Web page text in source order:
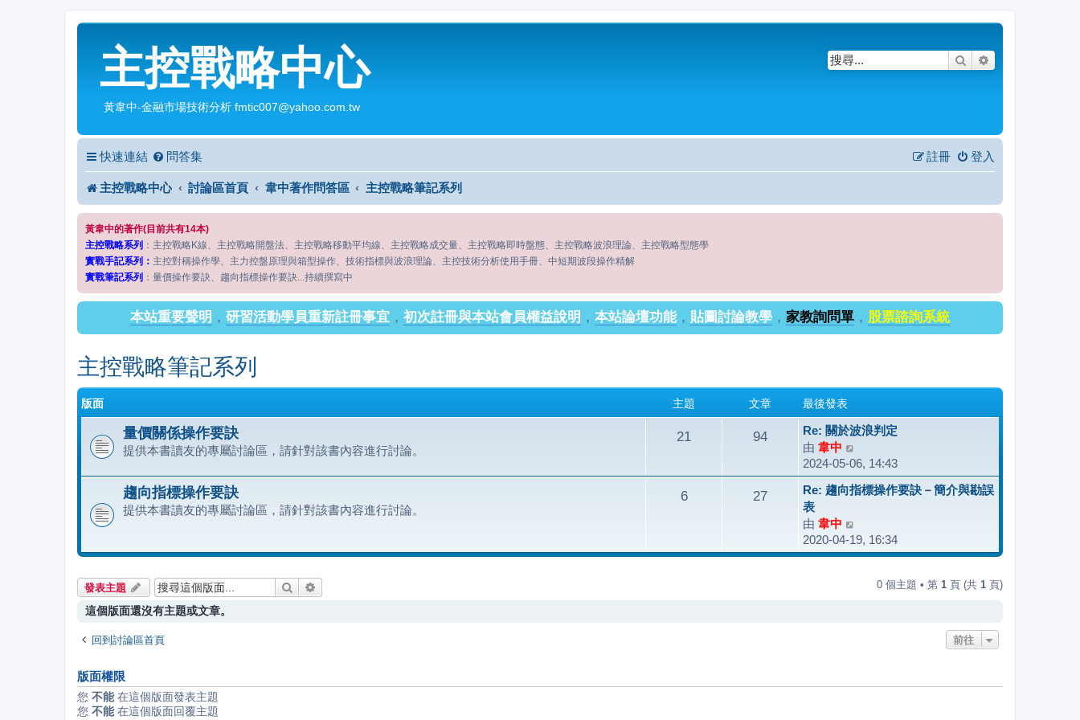
主控戰略中心
黃韋中-金融市場技術分析 fmtic007@yahoo.com.tw
搜尋
快速連結 問答集 登入
註冊
主控戰略中心 討論區首頁 韋中著作問答區 主控戰略筆記系列
黃韋中的著作(目前共有14本)
主控戰略系列 ：主控戰略K線、主控戰略開盤法、主控戰略移動平均線、主控戰略成交量、主控戰略即時盤態、主控戰略波浪理論、主控戰略型態學
實戰手記系列： 主控對稱操作學、主力控盤原理與箱型操作、技術指標與波浪理論、主控技術分析使用手冊、中短期波段操作精解
實戰筆記系列 ：量價操作要訣、趨向指標操作要訣...持續撰寫中
本站重要聲明 ， 研習活動學員重新註冊事宜 ， 初次註冊與本站會員權益說明 ， 本站論壇功能， 貼圖討論教學 ， 家教詢問單 ， 股票諮詢系統
主控戰略筆記系列
版面 主題 文章 最後發表
量價關係操作要訣
提供本書讀友的專屬討論區，請針對該書內容進行討論。
21 94
Re: 關於波浪判定
由 韋中
視
最
後
2024-05-06, 14:43
趨向指標操作要訣
提供本書讀友的專屬討論區，請針對該書內容進行討論。
6 27
Re: 趨向指標操作要訣－簡介與勘誤
表
由 韋中
視
最
2020-04-19, 16:34
發表主題 搜尋 0 個主題 • 第 1 頁 (共 1 頁)
這個版面還沒有主題或文章。
回到討論區首頁 前往
版面權限
您 不能在這個版面發表主題
您 不能在這個版面回覆主題